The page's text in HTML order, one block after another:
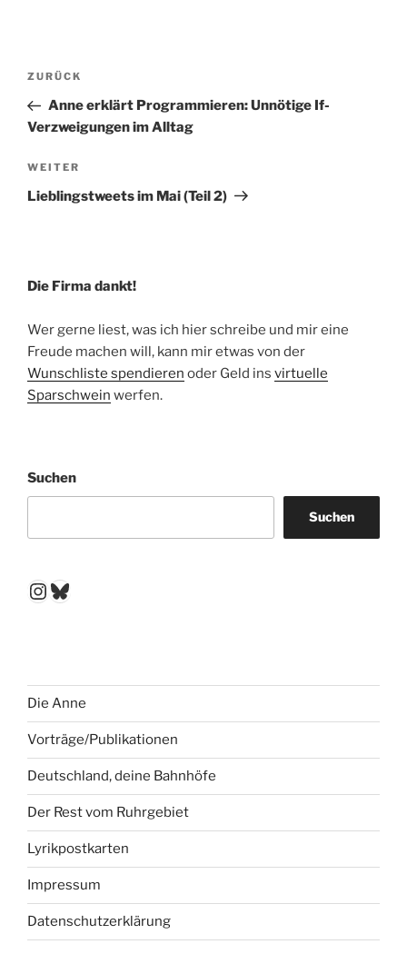
Beitragsnavigation
Vorheriger
Beitrag
ZURÜCK
Anne erklärt Programmieren: Unnötige If-
Verzweigungen im Alltag
Nächster
Beitrag
WEITER
Lieblingstweets im Mai (Teil 2)
Die Firma dankt!
Wer gerne liest, was ich hier schreibe und mir eine
Freude machen will, kann mir etwas von der
Wunschliste spendieren oder Geld ins virtuelle
Sparschwein werfen.
Suchen
Suchen
Instagram
Bluesky
Die Anne
Vorträge/Publikationen
Deutschland, deine Bahnhöfe
Der Rest vom Ruhrgebiet
Lyrikpostkarten
Impressum
Datenschutzerklärung